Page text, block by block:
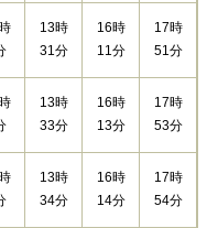
13時
31分
16時
11分
17時
51分
13時
33分
16時
13分
17時
53分
13時
34分
16時
14分
17時
54分